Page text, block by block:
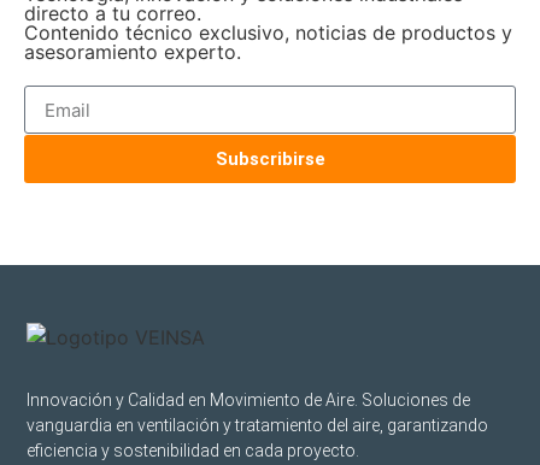
directo a tu correo.
Contenido técnico exclusivo, noticias de productos y
asesoramiento experto.
Subscribirse
Innovación y Calidad en Movimiento de Aire. Soluciones de
vanguardia en ventilación y tratamiento del aire, garantizando
eficiencia y sostenibilidad en cada proyecto.